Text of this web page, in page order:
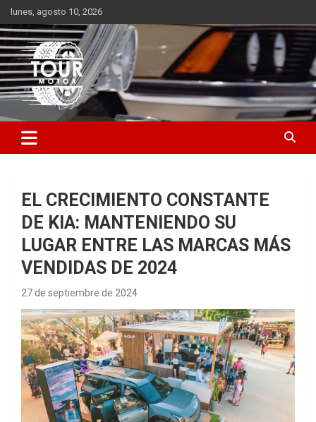
Saltar
al
contenido
lunes, agosto 10, 2026
Tour Motor
Plataforma de contenido audiovisual para el sector automotriz
EL CRECIMIENTO CONSTANTE
DE KIA: MANTENIENDO SU
LUGAR ENTRE LAS MARCAS MÁS
VENDIDAS DE 2024
27 de septiembre de 2024